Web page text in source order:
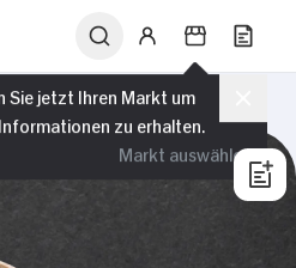
Sie jetzt Ihren Markt um
zu erhalten.
Markt auswählen